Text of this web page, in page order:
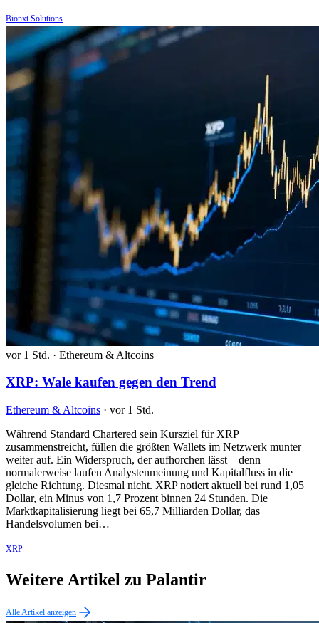
Bionxt Solutions
vor 1 Std. · Ethereum & Altcoins
XRP: Wale kaufen gegen den Trend
Ethereum & Altcoins · vor 1 Std.
Während Standard Chartered sein Kursziel für XRP
zusammenstreicht, füllen die größten Wallets im Netzwerk munter
weiter auf. Ein Widerspruch, der aufhorchen lässt – denn
normalerweise laufen Analystenmeinung und Kapitalfluss in die
gleiche Richtung. Diesmal nicht. XRP notiert aktuell bei rund 1,05
Dollar, ein Minus von 1,7 Prozent binnen 24 Stunden. Die
Marktkapitalisierung liegt bei 65,7 Milliarden Dollar, das
Handelsvolumen bei…
XRP
Weitere Artikel zu Palantir
Alle Artikel anzeigen